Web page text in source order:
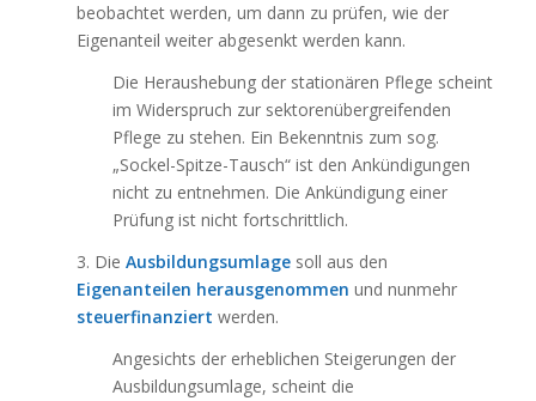
beobachtet werden, um dann zu prüfen, wie der
Eigenanteil weiter abgesenkt werden kann.
Die Heraushebung der stationären Pflege scheint
im Widerspruch zur sektorenübergreifenden
Pflege zu stehen. Ein Bekenntnis zum sog.
„Sockel-Spitze-Tausch“ ist den Ankündigungen
nicht zu entnehmen. Die Ankündigung einer
Prüfung ist nicht fortschrittlich.
3. Die Ausbildungsumlagesoll aus den
Eigenanteilen herausgenommen und nunmehr
steuerfinanziert werden.
Angesichts der erheblichen Steigerungen der
Ausbildungsumlage, scheint die